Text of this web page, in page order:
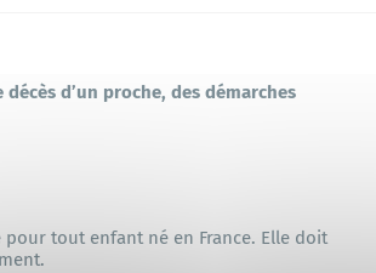
décès d’un proche, des démarches
tout enfant né en France. Elle doit